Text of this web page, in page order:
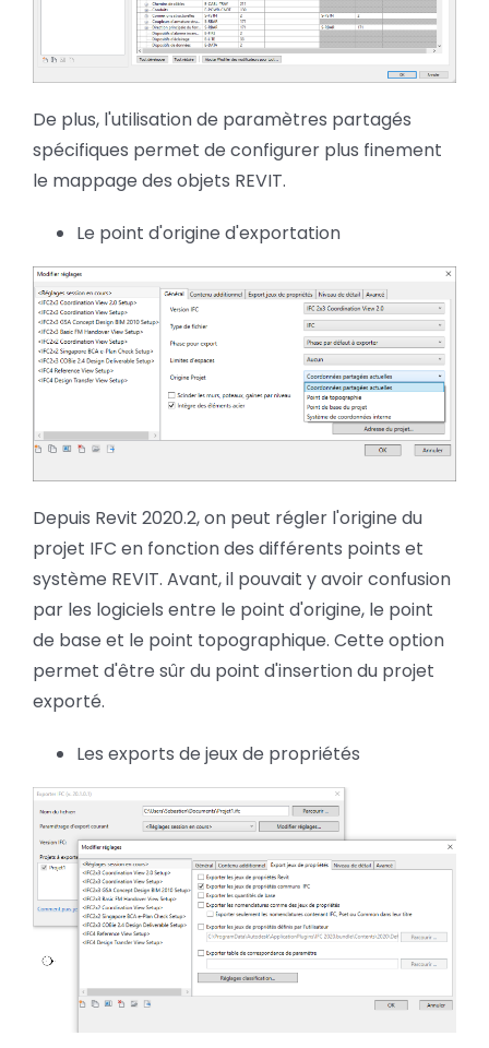
De plus, l'utilisation de paramètres partagés
spécifiques permet de configurer plus finement
le mappage des objets REVIT.
Le point d'origine d'exportation
Depuis Revit 2020.2, on peut régler l'origine du
projet IFC en fonction des différents points et
système REVIT. Avant, il pouvait y avoir confusion
par les logiciels entre le point d'origine, le point
de base et le point topographique. Cette option
permet d'être sûr du point d'insertion du projet
exporté.
Les exports de jeux de propriétés